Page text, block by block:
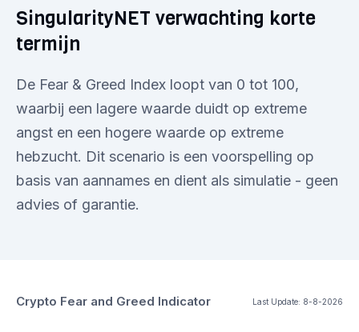
SingularityNET verwachting korte
termijn
De Fear & Greed Index loopt van 0 tot 100,
waarbij een lagere waarde duidt op extreme
angst en een hogere waarde op extreme
hebzucht. Dit scenario is een voorspelling op
basis van aannames en dient als simulatie - geen
advies of garantie.
Crypto Fear and Greed Indicator Last Update: 8-8-2026